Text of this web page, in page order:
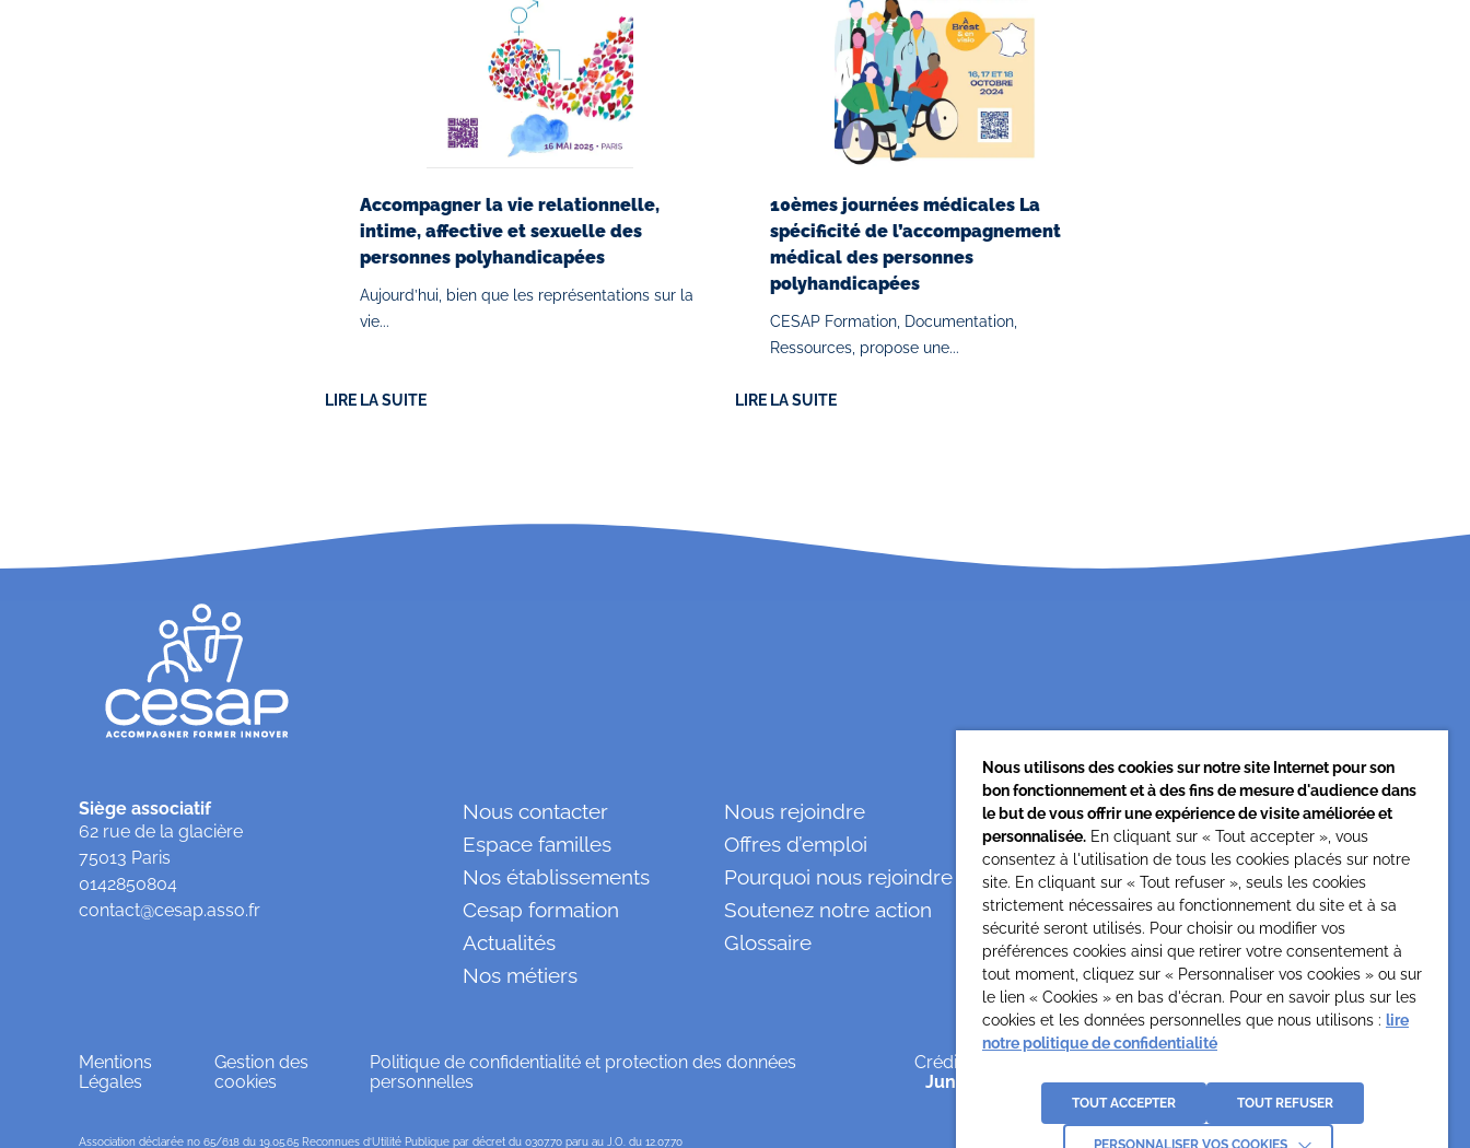
Accompagner la vie relationnelle,
intime, affective et sexuelle des
personnes polyhandicapées
Aujourd’hui, bien que les représentations sur la
vie...
LIRE LA SUITE
10èmes journées médicales La
spécificité de l’accompagnement
médical des personnes
polyhandicapées
CESAP Formation, Documentation,
Ressources, propose une...
LIRE LA SUITE
Siège associatif
62 rue de la glacière
75013 Paris
0142850804
contact@cesap.asso.fr
Nous contacter
Espace familles
Nos établissements
Cesap formation
Actualités
Nos métiers
Nous rejoindre
Offres d’emploi
Pourquoi nous rejoindre ?
Soutenez notre action
Glossaire
Cesap Formation
formation@cesap.asso.fr
01 53 20 68 58
Mentions
Légales
Gestion des
cookies
Politique de confidentialité et protection des données
personnelles
Crédits
Jungle
Association déclarée no 65/618 du 19.05.65 Reconnues d’Utilité Publique par décret du 0307.70 paru au J.O. du 12.07.70
Nous utilisons des cookies sur notre site Internet pour son
bon fonctionnement et à des fins de mesure d'audience dans
le but de vous offrir une expérience de visite améliorée et
personnalisée. En cliquant sur « Tout accepter », vous
consentez à l'utilisation de tous les cookies placés sur notre
site. En cliquant sur « Tout refuser », seuls les cookies
strictement nécessaires au fonctionnement du site et à sa
sécurité seront utilisés. Pour choisir ou modifier vos
préférences cookies ainsi que retirer votre consentement à
tout moment, cliquez sur « Personnaliser vos cookies » ou sur
le lien « Cookies » en bas d'écran. Pour en savoir plus sur les
cookies et les données personnelles que nous utilisons : lire
notre politique de confidentialité
TOUT ACCEPTER TOUT REFUSER
PERSONNALISER VOS COOKIES